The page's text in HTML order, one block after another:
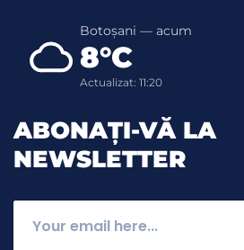
Botoșani — acum
8°C
Actualizat: 11:20
ABONAȚI-VĂ LA
NEWSLETTER